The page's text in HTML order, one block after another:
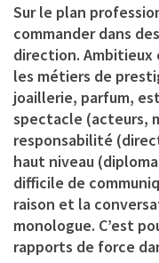
Sur le plan
commander dans
direction.
les métiers de
joaillerie, parfum,
spectacle (acteurs,
responsabilité
haut niveau
difficile de
raison et la
monologue. C’est
rapports de force